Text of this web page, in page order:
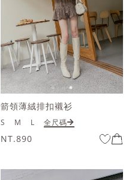
箭領薄絨排扣襯衫
S M L 全尺碼
NT.890